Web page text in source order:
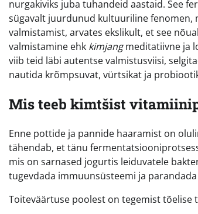
nurgakiviks juba tuhandeid aastaid. See
sügavalt juurdunud kultuuriline fenomen,
valmistamist, arvates ekslikult, et see
valmistamine ehk kimjangmeditatiivne ja
viib teid läbi autentse valmistusviisi,
nautida krõmpsuvat, vürtsikat ja
Mis teeb kimtšist
Enne pottide ja pannide haaramist on
tähendab, et tänu
mis on sarnased jogurtis leiduvatele
tugevdada immuunsüsteemi ja
Toiteväärtuse poolest on tegemist tõelise